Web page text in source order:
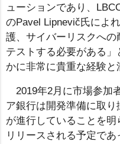
ューションであり、
のPavel Lipnevič氏によ
護、サイバーリスクへ
テストする必要がある
かに非常に貴重な経験と
2019年2月に市場参加
ア銀行は開発準備に取り
が進行していることを
リリースされる予定で